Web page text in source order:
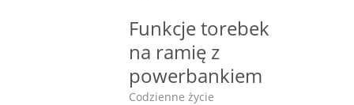
Funkcje torebek
na ramię z
powerbankiem
Codzienne życie